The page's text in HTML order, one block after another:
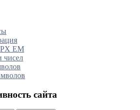
EM
чисел
сайта